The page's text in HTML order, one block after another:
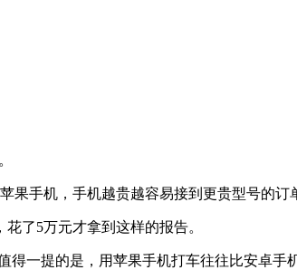
手机，手机越贵越容易接到更贵型号的订
了5万元才拿到这样的报告。
一提的是，用苹果手机打车往往比安卓手